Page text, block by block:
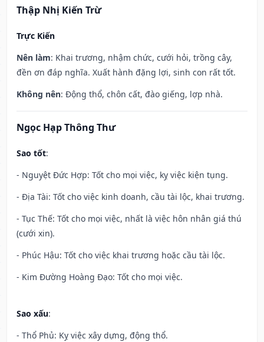
Thập Nhị Kiến Trừ
Trực Kiến
Nên làm: Khai trương, nhậm chức, cưới hỏi, trồng cây,
đền ơn đáp nghĩa. Xuất hành đặng lợi, sinh con rất tốt.
Không nên: Động thổ, chôn cất, đào giếng, lợp nhà.
Ngọc Hạp Thông Thư
Sao tốt:
- Nguyệt Đức Hợp: Tốt cho mọi việc, kỵ việc kiện tụng.
- Địa Tài: Tốt cho việc kinh doanh, cầu tài lộc, khai trương.
- Tục Thế: Tốt cho mọi việc, nhất là việc hôn nhân giá thú
(cưới xin).
- Phúc Hậu: Tốt cho việc khai trương hoặc cầu tài lộc.
- Kim Đường Hoàng Đạo: Tốt cho mọi việc.
Sao xấu:
- Thổ Phủ: Kỵ việc xây dựng, động thổ.